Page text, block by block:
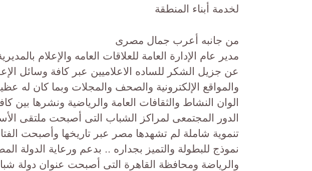
لخدمة أبناء المنطقة
من جانبه أعرب جمال مصرى
مدير عام الإدارة العامة للعلاقات العامه والإعلام
عن جزيل الشكر للساده الاعلاميين عبر كافة وسائل
والمواقع الإلكترونية والصحف والمجلات وبما كان له
الوان النشاط والثقافات العامة والرياضية ونشرها بين
الدور المجتمعى لمراكز الشباب التى أصبحت ملتقى
تنموية شاملة لم تشهدها مصر عبر تاريخها وأصبحت
نموذج للبطولة والتميز بجداره .. بدعم ورعاية الدولة
والرياضة ومحافظة القاهرة التى أصبحت عنوان دولة